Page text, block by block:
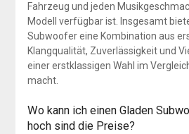
Fahrzeug und jeden
Modell verfügbar ist. Insgesamt
Subwoofer eine Kombination aus
Klangqualität, Zuverlässigkeit und
einer erstklassigen Wahl im
macht.
Wo kann ich einen Gladen
hoch sind die Preise?